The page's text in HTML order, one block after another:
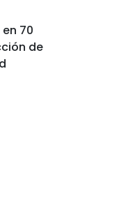
70
de